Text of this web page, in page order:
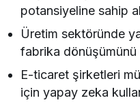
potansiyeline sahip
Üretim sektöründe
fabrika dönüşümünü
E-ticaret şirketleri
için yapay zeka